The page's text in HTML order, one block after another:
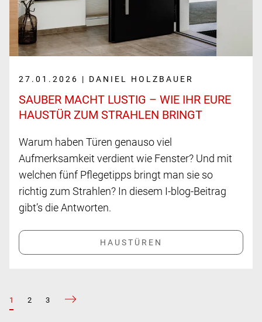
27.01.2026 | DANIEL HOLZBAUER
SAUBER MACHT LUSTIG – WIE IHR EURE
HAUSTÜR ZUM STRAHLEN BRINGT
Warum haben Türen genauso viel
Aufmerksamkeit verdient wie Fenster? Und mit
welchen fünf Pflegetipps bringt man sie so
richtig zum Strahlen? In diesem I-blog-Beitrag
gibt’s die Antworten.
1 2 3